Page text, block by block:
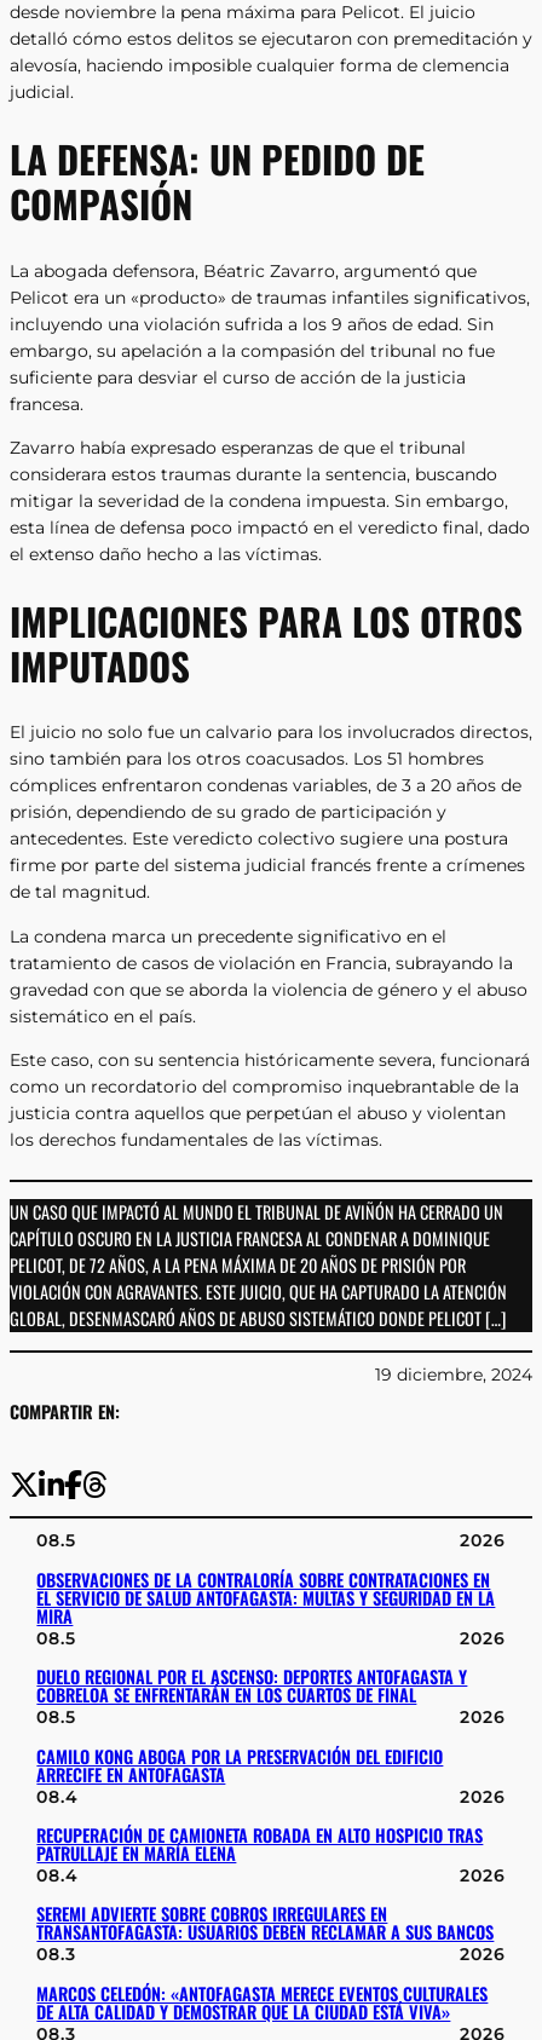
desde noviembre la pena máxima para Pelicot. El juicio
detalló cómo estos delitos se ejecutaron con premeditación y
alevosía, haciendo imposible cualquier forma de clemencia
judicial.
LA DEFENSA: UN PEDIDO DE
COMPASIÓN
La abogada defensora, Béatric Zavarro, argumentó que
Pelicot era un «producto» de traumas infantiles significativos,
incluyendo una violación sufrida a los 9 años de edad. Sin
embargo, su apelación a la compasión del tribunal no fue
suficiente para desviar el curso de acción de la justicia
francesa.
Zavarro había expresado esperanzas de que el tribunal
considerara estos traumas durante la sentencia, buscando
mitigar la severidad de la condena impuesta. Sin embargo,
esta línea de defensa poco impactó en el veredicto final, dado
el extenso daño hecho a las víctimas.
IMPLICACIONES PARA LOS OTROS
IMPUTADOS
El juicio no solo fue un calvario para los involucrados directos,
sino también para los otros coacusados. Los 51 hombres
cómplices enfrentaron condenas variables, de 3 a 20 años de
prisión, dependiendo de su grado de participación y
antecedentes. Este veredicto colectivo sugiere una postura
firme por parte del sistema judicial francés frente a crímenes
de tal magnitud.
La condena marca un precedente significativo en el
tratamiento de casos de violación en Francia, subrayando la
gravedad con que se aborda la violencia de género y el abuso
sistemático en el país.
Este caso, con su sentencia históricamente severa, funcionará
como un recordatorio del compromiso inquebrantable de la
justicia contra aquellos que perpetúan el abuso y violentan
los derechos fundamentales de las víctimas.
UN CASO QUE IMPACTÓ AL MUNDO EL TRIBUNAL DE AVIÑÓN HA CERRADO UN
CAPÍTULO OSCURO EN LA JUSTICIA FRANCESA AL CONDENAR A DOMINIQUE
PELICOT, DE 72 AÑOS, A LA PENA MÁXIMA DE 20 AÑOS DE PRISIÓN POR
VIOLACIÓN CON AGRAVANTES. ESTE JUICIO, QUE HA CAPTURADO LA ATENCIÓN
GLOBAL, DESENMASCARÓ AÑOS DE ABUSO SISTEMÁTICO DONDE PELICOT […]
COMPARTIR EN:
19 diciembre, 2024
08.5 2026
OBSERVACIONES DE LA CONTRALORÍA SOBRE CONTRATACIONES EN
EL SERVICIO DE SALUD ANTOFAGASTA: MULTAS Y SEGURIDAD EN LA
MIRA
08.5 2026
DUELO REGIONAL POR EL ASCENSO: DEPORTES ANTOFAGASTA Y
COBRELOA SE ENFRENTARÁN EN LOS CUARTOS DE FINAL
08.5 2026
CAMILO KONG ABOGA POR LA PRESERVACIÓN DEL EDIFICIO
ARRECIFE EN ANTOFAGASTA
08.4 2026
RECUPERACIÓN DE CAMIONETA ROBADA EN ALTO HOSPICIO TRAS
PATRULLAJE EN MARÍA ELENA
08.4 2026
SEREMI ADVIERTE SOBRE COBROS IRREGULARES EN
TRANSANTOFAGASTA: USUARIOS DEBEN RECLAMAR A SUS BANCOS
08.3 2026
MARCOS CELEDÓN: «ANTOFAGASTA MERECE EVENTOS CULTURALES
DE ALTA CALIDAD Y DEMOSTRAR QUE LA CIUDAD ESTÁ VIVA»
08.3 2026